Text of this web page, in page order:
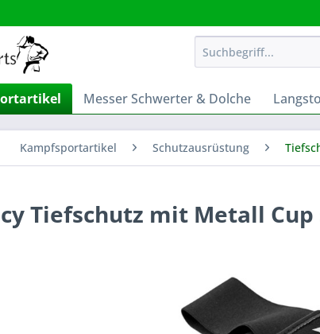
Messer Schwerter & Dolche
Kampfsportartikel Schutzausrüstung
Tiefschutz mit Metall